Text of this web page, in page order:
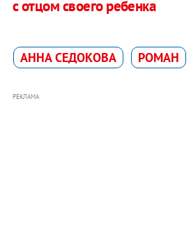
с отцом своего ребенка
АННА СЕДОКОВА РОМАН
РЕКЛАМА